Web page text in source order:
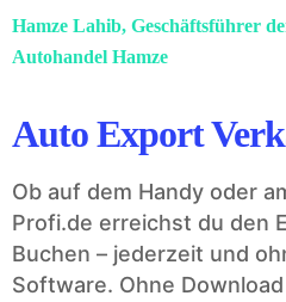
Hamze Lahib, Geschäftsführer
Autohandel Hamze
Auto Export
Ob auf dem Handy oder
Profi.de erreichst du den
Buchen – jederzeit und
Software. Ohne